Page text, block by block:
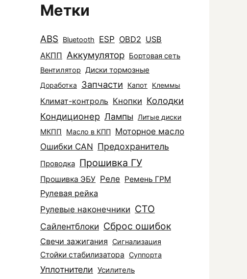
Метки
ABS Bluetooth ESP OBD2 USB
АКПП Аккумулятор Бортовая сеть
Вентилятор Диски тормозные
Доработка Запчасти Капот Клеммы
Климат-контроль Кнопки Колодки
Кондиционер Лампы Литые диски
МКПП Масло в КПП
Моторное масло
Ошибки CAN Предохранитель
Проводка Прошивка ГУ
Прошивка ЭБУ Реле Ремень ГРМ
Рулевая рейка
Рулевые наконечники СТО
Сайлентблоки Сброс ошибок
Свечи зажигания Сигнализация
Стойки стабилизатора Суппорта
Уплотнители Усилитель